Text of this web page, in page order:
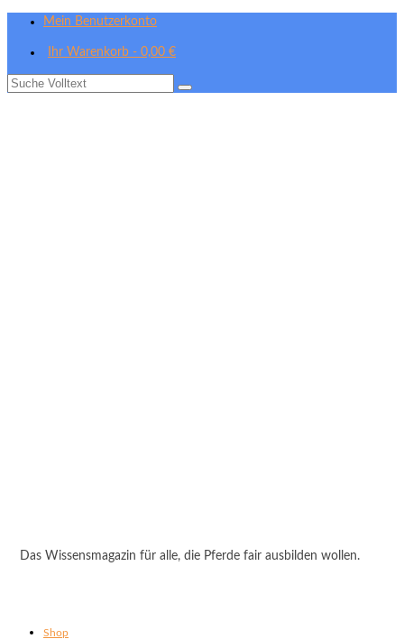
Mein Benutzerkonto
Ihr Warenkorb - 0,00 €
Suche
Das Wissensmagazin für alle, die Pferde fair ausbilden wollen.
Shop